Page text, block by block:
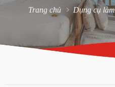
Trang chủ Dụng cụ